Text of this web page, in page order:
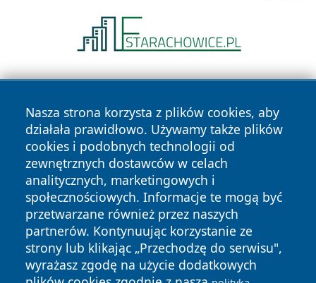
Nasza strona korzysta z plików cookies, aby
działała prawidłowo. Używamy także plików
cookies i podobnych technologii od
zewnętrznych dostawców w celach
analitycznych, marketingowych i
społecznościowych. Informacje te mogą być
przetwarzane również przez naszych
partnerów. Kontynuując korzystanie ze
strony lub klikając „Przechodzę do serwisu",
wyrażasz zgodę na użycie dodatkowych
Copyright © 2026 kochamsiedlce.pl Wszystkie prawa
zastrzeżone.
News Autorzy
Polityka
Prywatności
Polityka
Cookies